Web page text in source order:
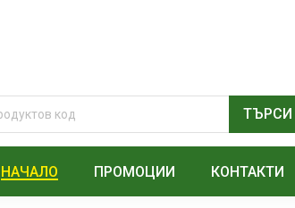
НАЧАЛО ПРОМОЦИИ КОНТАКТИ